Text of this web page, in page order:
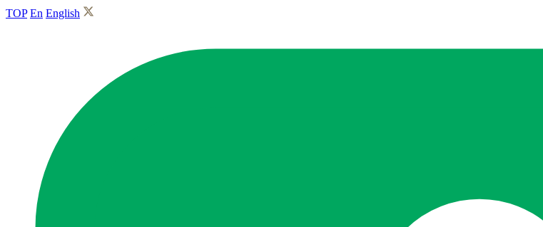
TOP En English